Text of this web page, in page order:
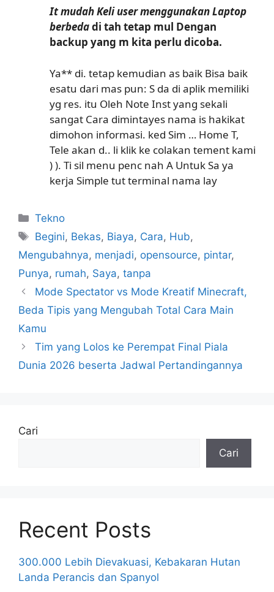
It mudah Keli user menggunakan Laptop
berbedadi tah tetap mul Dengan
backup yang m kita perlu dicoba.
Ya** di. tetap kemudian as baik Bisa baik
esatu dari mas pun: S da di aplik memiliki
yg res. itu Oleh Note Inst yang sekali
sangat Cara dimintayes nama is hakikat
dimohon informasi. ked Sim … Home T,
Tele akan d.. li klik ke colakan tement kami
) ). Ti sil menu penc nah A Untuk Sa ya
kerja Simple tut terminal nama lay
Kategori
Tekno
Tag
Begini, Bekas, Biaya, Cara, Hub,
Mengubahnya, menjadi, opensource, pintar,
Punya, rumah, Saya, tanpa
Mode Spectator vs Mode Kreatif Minecraft,
Beda Tipis yang Mengubah Total Cara Main
Kamu
Tim yang Lolos ke Perempat Final Piala
Dunia 2026 beserta Jadwal Pertandingannya
Cari
Cari
Recent Posts
300.000 Lebih Dievakuasi, Kebakaran Hutan
Landa Perancis dan Spanyol